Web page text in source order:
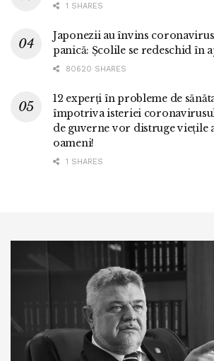
1 SHARES
Japonezii au învins
panică: Școlile se redeschid în
80620 SHARES
12 experți în probleme de
împotriva isteriei
de guverne vor distruge viețile
oameni!
1 SHARES